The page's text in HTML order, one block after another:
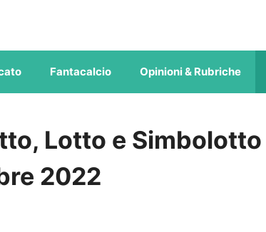
Fantacalcio Opinioni & Rubriche
Lotto e Simbolotto
2022